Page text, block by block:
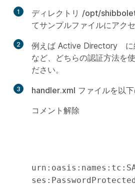
1 ディレクトリ /opt/
てサンプルファイルにアク
2
例えば Active Directory に
など、どちらの認証方法を
ださい。
3 handler.xml ファイルを以下
コメント解除